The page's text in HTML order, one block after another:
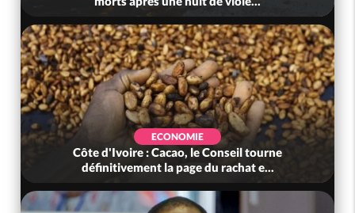
ECONOMIE
Côte d'Ivoire : Cacao, le Conseil tourne
définitivement la page du rachat e...